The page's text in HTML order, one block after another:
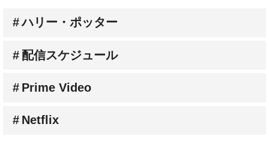
ハリー・ポッター
配信スケジュール
Prime Video
Netflix